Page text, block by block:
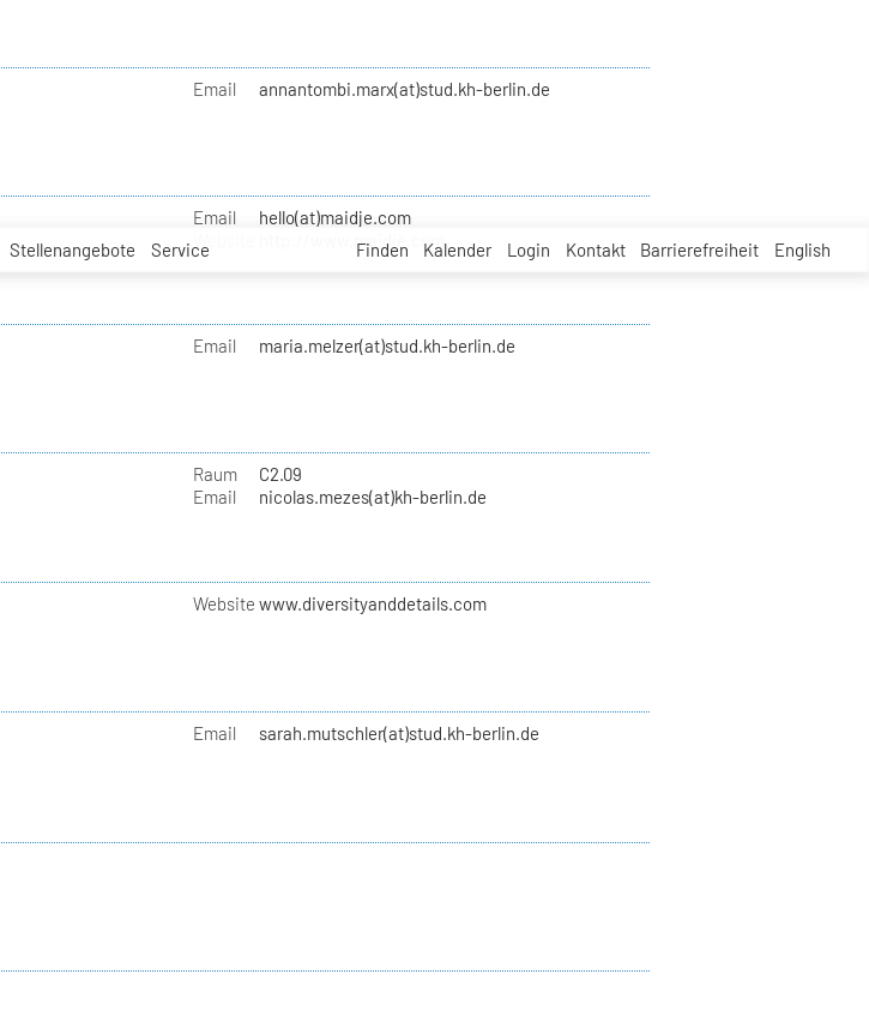
Stellenangebote Service Finden Kalender Login Kontakt Barrierefreiheit English
Email annantombi.marx(at)stud.kh-berlin.de
Email
hello(at)maidje.com
http://www.maidje.com
Email maria.melzer(at)stud.kh-berlin.de
Raum
C2.09
Email
nicolas.mezes(at)kh-berlin.de
Website www.diversityanddetails.com
Email sarah.mutschler(at)stud.kh-berlin.de